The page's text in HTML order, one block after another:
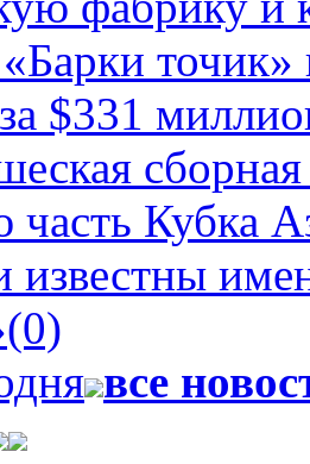
$331
Кубка
известны
(0)
все